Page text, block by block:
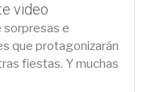
video
sorpresas e
que protagonizarán
fiestas. Y muchas